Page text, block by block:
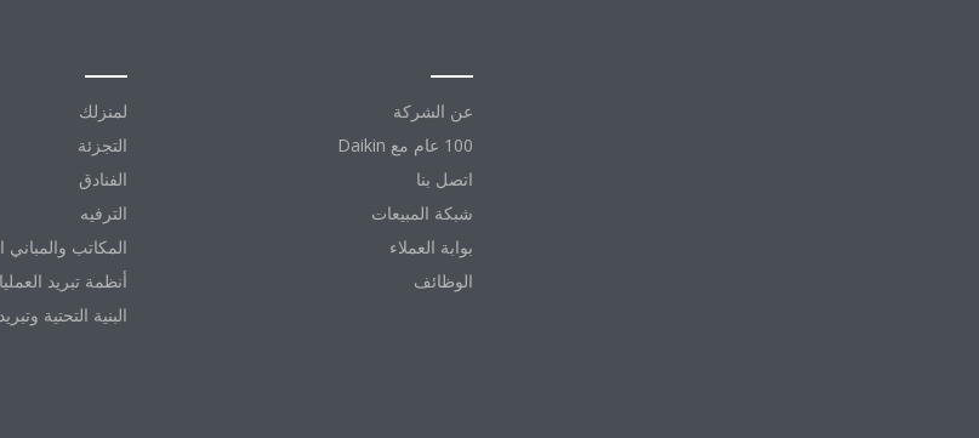
لمنزلك
التجزئة
الفنادق
الترفيه
المكاتب والمباني
أنظمة تبريد
البنية التحتية
عن الشركة
100 عام مع Daikin
اتصل بنا
شبكة المبيعات
بوابة العملاء
الوظائف